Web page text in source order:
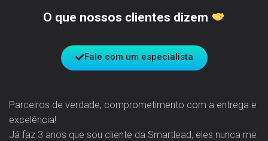
O que nossos clientes dizem
Fale com um especialista
Parceiros de verdade, comprometimento com a entrega e
excelência!
Já faz 3 anos que sou cliente da Smartlead, eles nunca me